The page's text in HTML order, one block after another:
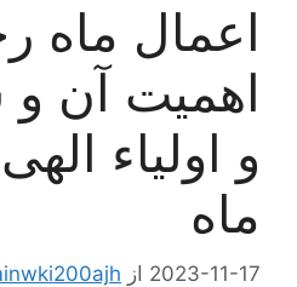
اعمال ماه
اهمیت آن و
و اولیاء
ماه
2023-11-17 از